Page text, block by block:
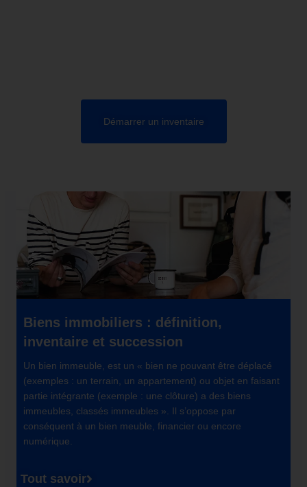
Démarrer un inventaire
Biens immobiliers : définition,
inventaire et succession
Un bien immeuble, est un « bien ne pouvant être déplacé
(exemples : un terrain, un appartement) ou objet en faisant
partie intégrante (exemple : une clôture) a des biens
immeubles, classés immeubles ». Il s’oppose par
conséquent à un bien meuble, financier ou encore
numérique.
Tout savoir